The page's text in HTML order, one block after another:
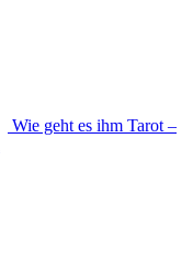
Wie geht es ihm Tarot –